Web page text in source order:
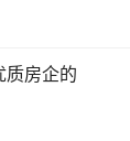
质房企的